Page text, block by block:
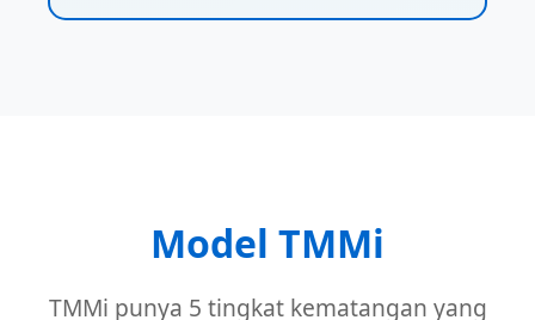
Model TMMi
TMMi punya 5 tingkat kematangan yang